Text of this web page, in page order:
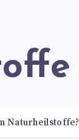
Naturheilstoffe?